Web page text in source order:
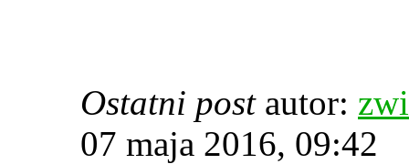
Ostatni post autor:
07 maja 2016, 09:42